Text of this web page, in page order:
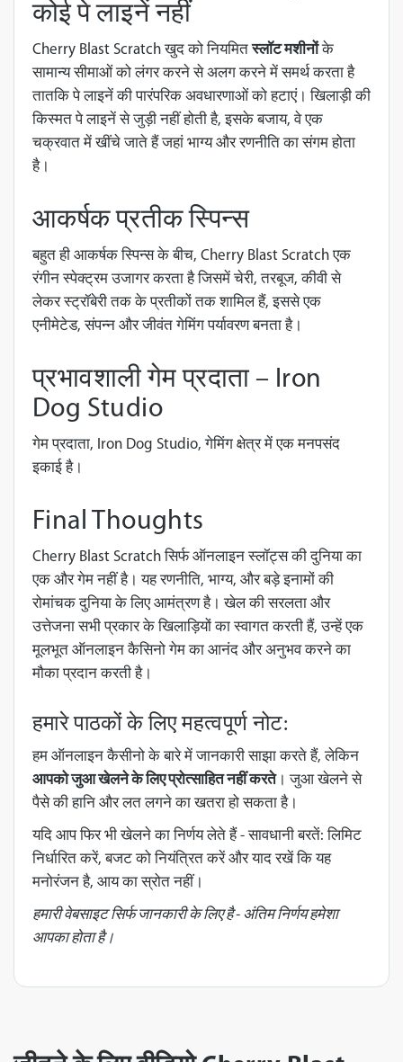
कोई पे लाइनें नहीं
Cherry Blast Scratch खुद को नियमितस्लॉट मशीनोंके
सामान्य सीमाओं को लंगर करने से अलग करने में समर्थ करता है
तातकि पे लाइनें की पारंपरिक अवधारणाओं को हटाएं। खिलाड़ी की
किस्मत पे लाइनें से जुड़ी नहीं होती है, इसके बजाय, वे एक
चक्रवात में खींचे जाते हैं जहां भाग्य और रणनीति का संगम होता
है।
आकर्षक प्रतीक स्पिन्स
बहुत ही आकर्षक स्पिन्स के बीच, Cherry Blast Scratch एक
रंगीन स्पेक्ट्रम उजागर करता है जिसमें चेरी, तरबूज, कीवी से
लेकर स्ट्रॉबेरी तक के प्रतीकों तक शामिल हैं, इससे एक
एनीमेटेड, संपन्न और जीवंत गेमिंग पर्यावरण बनता है।
प्रभावशाली गेम प्रदाता – Iron
Dog Studio
गेम प्रदाता, Iron Dog Studio, गेमिंग क्षेत्र में एक मनपसंद
इकाई है।
Final Thoughts
Cherry Blast Scratch सिर्फ ऑनलाइन स्लॉट्स की दुनिया का
एक और गेम नहीं है। यह रणनीति, भाग्य, और बड़े इनामों की
रोमांचक दुनिया के लिए आमंत्रण है। खेल की सरलता और
उत्तेजना सभी प्रकार के खिलाड़ियों का स्वागत करती हैं, उन्हें एक
मूलभूत ऑनलाइन कैसिनो गेम का आनंद और अनुभव करने का
मौका प्रदान करती है।
हमारे पाठकों के लिए महत्वपूर्ण नोट:
हम ऑनलाइन कैसीनो के बारे में जानकारी साझा करते हैं, लेकिन
आपको जुआ खेलने के लिए प्रोत्साहित नहीं करते। जुआ खेलने से
पैसे की हानि और लत लगने का खतरा हो सकता है।
यदि आप फिर भी खेलने का निर्णय लेते हैं - सावधानी बरतें: लिमिट
निर्धारित करें, बजट को नियंत्रित करें और याद रखें कि यह
मनोरंजन है, आय का स्रोत नहीं।
हमारी वेबसाइट सिर्फ जानकारी के लिए है - अंतिम निर्णय हमेशा
आपका होता है।